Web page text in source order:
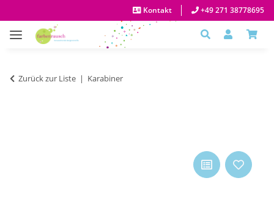
Kontakt +49 271 38778695
Zurück zur Liste Karabiner